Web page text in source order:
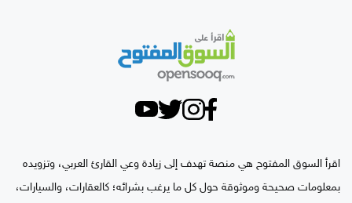
اقرأ السوق المفتوح هي منصة تهدف إلى زيادة وعي القارئ العربي، وتزويده
بمعلومات صحيحة وموثوقة حول كل ما يرغب بشرائه؛ كالعقارات، والسيارات،